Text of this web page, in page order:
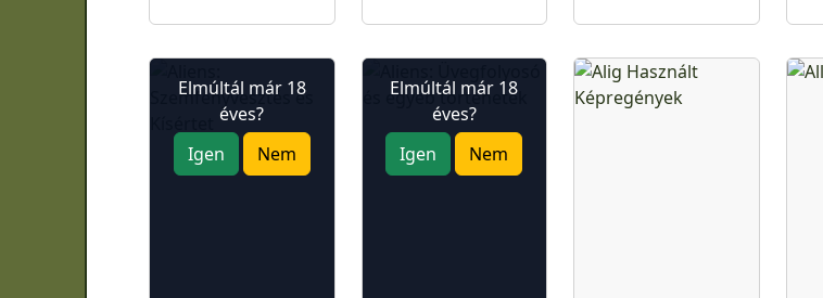
Elmúltál már 18
éves?
Igen
Nem
Elmúltál már 18
éves?
Igen
Nem